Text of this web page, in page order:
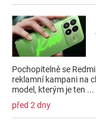
Pochopitelně se
reklamní kampani na
model, kterým je ten ...
před 2 dny